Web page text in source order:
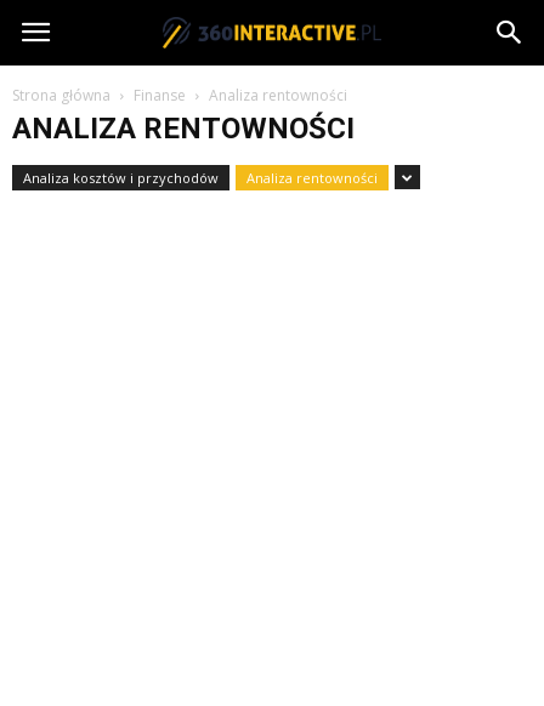
360interactive.pl
Strona główna Finanse Analiza rentowności
ANALIZA RENTOWNOŚCI
Analiza kosztów i przychodów Analiza rentowności